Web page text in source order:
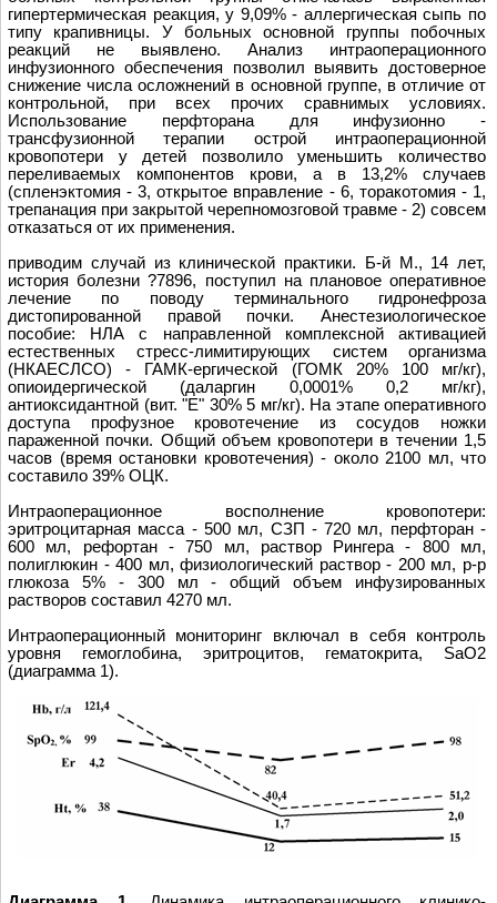
гипертермическая реакция, у 9,09% - аллергическая сыпь по
типу крапивницы. У больных основной группы побочных
реакций не выявлено. Анализ интраоперационного
инфузионного обеспечения позволил выявить достоверное
снижение числа осложнений в основной группе, в отличие от
контрольной, при всех прочих сравнимых условиях.
Использование перфторана для инфузионно -
трансфузионной терапии острой интраоперационной
кровопотери у детей позволило уменьшить количество
переливаемых компонентов крови, а в 13,2% случаев
(спленэктомия - 3, открытое вправление - 6, торакотомия - 1,
трепанация при закрытой черепномозговой травме - 2) совсем
отказаться от их применения.
приводим случай из клинической практики. Б-й М., 14 лет,
история болезни ?7896, поступил на плановое оперативное
лечение по поводу терминального гидронефроза
дистопированной правой почки. Анестезиологическое
пособие: НЛА с направленной комплексной активацией
естественных стресс-лимитирующих систем организма
(НКАЕСЛСО) - ГАМК-ергической (ГОМК 20% 100 мг/кг),
опиоидергической (даларгин 0,0001% 0,2 мг/кг),
антиоксидантной (вит. "Е" 30% 5 мг/кг). На этапе оперативного
доступа профузное кровотечение из сосудов ножки
параженной почки. Общий объем кровопотери в течении 1,5
часов (время остановки кровотечения) - около 2100 мл, что
составило 39% ОЦК.
Интраоперационное восполнение кровопотери:
эритроцитарная масса - 500 мл, СЗП - 720 мл, перфторан -
600 мл, рефортан - 750 мл, раствор Рингера - 800 мл,
полиглюкин - 400 мл, физиологический раствор - 200 мл, р-р
глюкоза 5% - 300 мл - общий объем инфузированных
растворов составил 4270 мл.
Интраоперационный мониторинг включал в себя контроль
уровня гемоглобина, эритроцитов, гематокрита, SaО2
(диаграмма 1).